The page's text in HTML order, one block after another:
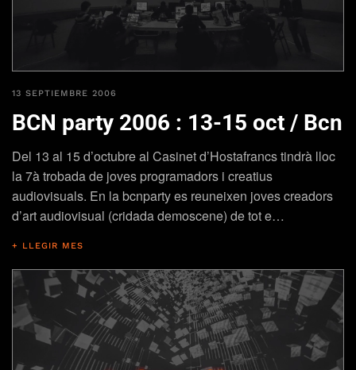
13 SEPTIEMBRE 2006
BCN party 2006 : 13-15 oct / Bcn
Del 13 al 15 d’octubre al Casinet d’Hostafrancs tindrà lloc
la 7à trobada de joves programadors i creatius
audiovisuals. En la bcnparty es reuneixen joves creadors
d’art audiovisual (cridada demoscene) de tot e…
+ LLEGIR MES